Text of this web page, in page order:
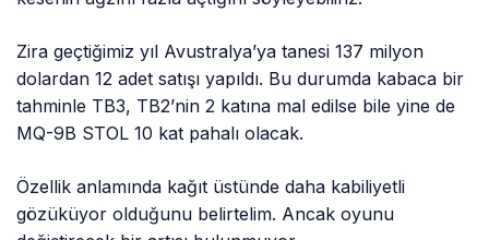
Zira geçtiğimiz yıl Avustralya’ya tanesi 137 milyon
dolardan 12 adet satışı yapıldı. Bu durumda kabaca bir
tahminle TB3, TB2’nin 2 katına mal edilse bile yine de
MQ-9B STOL 10 kat pahalı olacak.
Özellik anlamında kağıt üstünde daha kabiliyetli
gözüküyor olduğunu belirtelim. Ancak oyunu